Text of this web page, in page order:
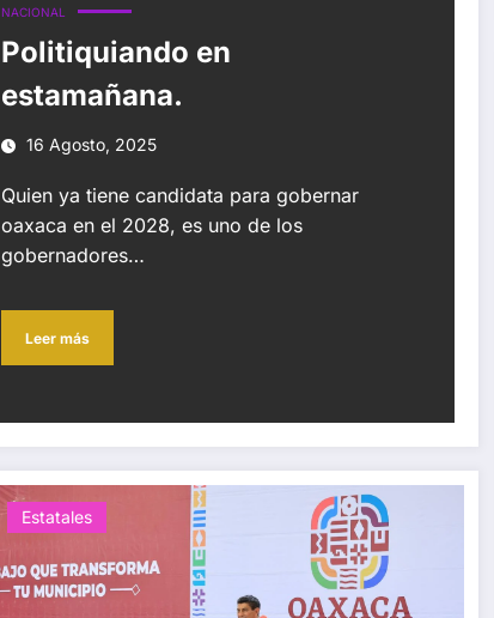
NACIONAL
Politiquiando en
estamañana.
16 Agosto, 2025
Quien ya tiene candidata para gobernar
oaxaca en el 2028, es uno de los
gobernadores…
Leer más
Estatales